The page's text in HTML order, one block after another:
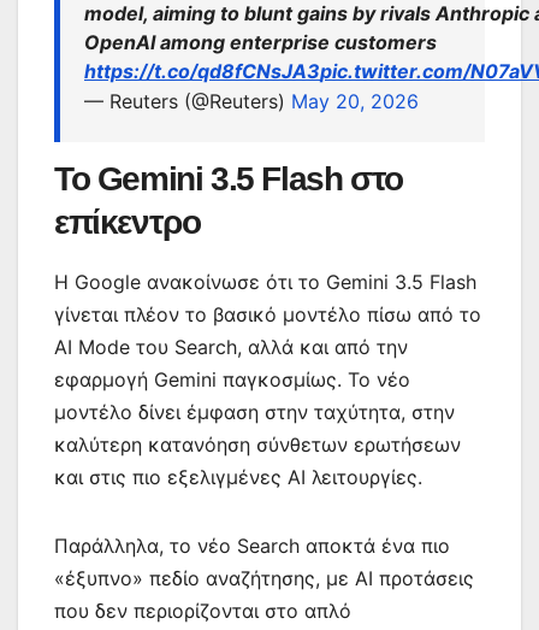
model, aiming to blunt gains by rivals Anthropic
OpenAI among enterprise customers
https://t.co/qd8fCNsJA3pic.twitter.com/
— Reuters (@Reuters) May 20, 2026
Το Gemini 3.5 Flash στο
επίκεντρο
Η Google ανακοίνωσε ότι το Gemini 3.5 Flash
γίνεται πλέον το βασικό μοντέλο πίσω από το
AI Mode του Search, αλλά και από την
εφαρμογή Gemini παγκοσμίως. Το νέο
μοντέλο δίνει έμφαση στην ταχύτητα, στην
καλύτερη κατανόηση σύνθετων ερωτήσεων
και στις πιο εξελιγμένες AI λειτουργίες.
Παράλληλα, το νέο Search αποκτά ένα πιο
«έξυπνο» πεδίο αναζήτησης, με AI προτάσεις
που δεν περιορίζονται στο απλό